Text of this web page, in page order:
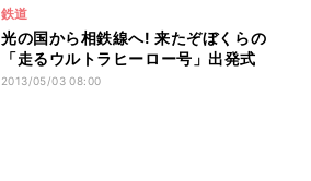
鉄道
光の国から相鉄線へ! 来たぞぼくらの
「走るウルトラヒーロー号」出発式
2013/05/03 08:00